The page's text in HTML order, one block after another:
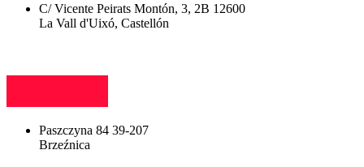
C/ Vicente Peirats Montón, 3, 2B 12600
La Vall d'Uixó, Castellón
Paszczyna 84 39-207
Brzeźnica